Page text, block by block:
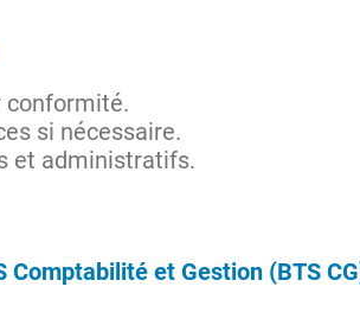
conformité.
si nécessaire.
et administratifs.
Comptabilité et Gestion (BTS